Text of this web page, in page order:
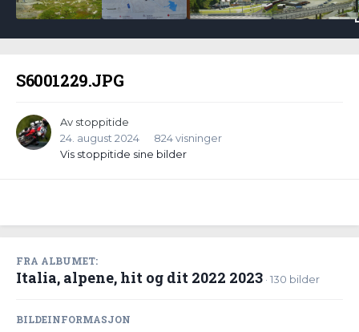
S6001229.JPG
Av stoppitide
24. august 2024
824 visninger
Vis stoppitide sine bilder
FRA ALBUMET:
Italia, alpene, hit og dit 2022 2023 · 130 bilder
BILDEINFORMASJON